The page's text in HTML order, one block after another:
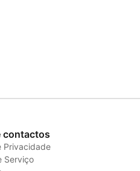
contactos
Privacidade
Serviço